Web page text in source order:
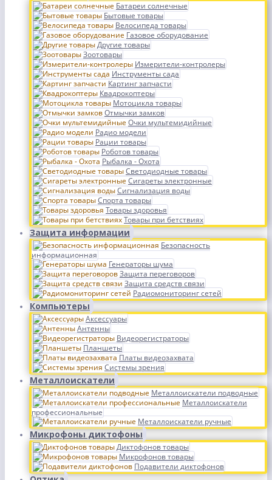
Батареи солнечные
Бытовые товары
Велосипеда товары
Газовое оборудование
Другие товары
Зоотовары
Измерители-контролеры
Инструменты сада
Картинг запчасти
Квадрокоптеры
Мотоцикла товары
Отмычки замков
Очки мультемидийные
Радио модели
Рации товары
Роботов товары
Рыбалка - Охота
Светодиодные товары
Сигареты электронные
Сигнализация воды
Спорта товары
Товары здоровья
Товары при бетствиях
Защита информации
Безопасность
информационная
Генераторы шума
Защита переговоров
Защита средств связи
Радиомониторинг сетей
Компьютеры
Аксессуары
Антенны
Видеорегистраторы
Планшеты
Платы видеозахвата
Системы зрения
Металлоискатели
Металлоискатели подводные
Металлоискатели
профессиональные
Металлоискатели ручные
Микрофоны диктофоны
Диктофонов товары
Микрофонов товары
Подавители диктофонов